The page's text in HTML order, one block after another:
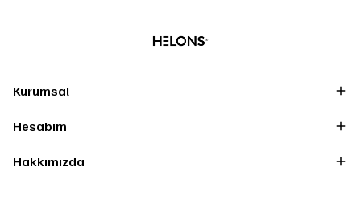
Kurumsal
Hesabım
Hakkımızda